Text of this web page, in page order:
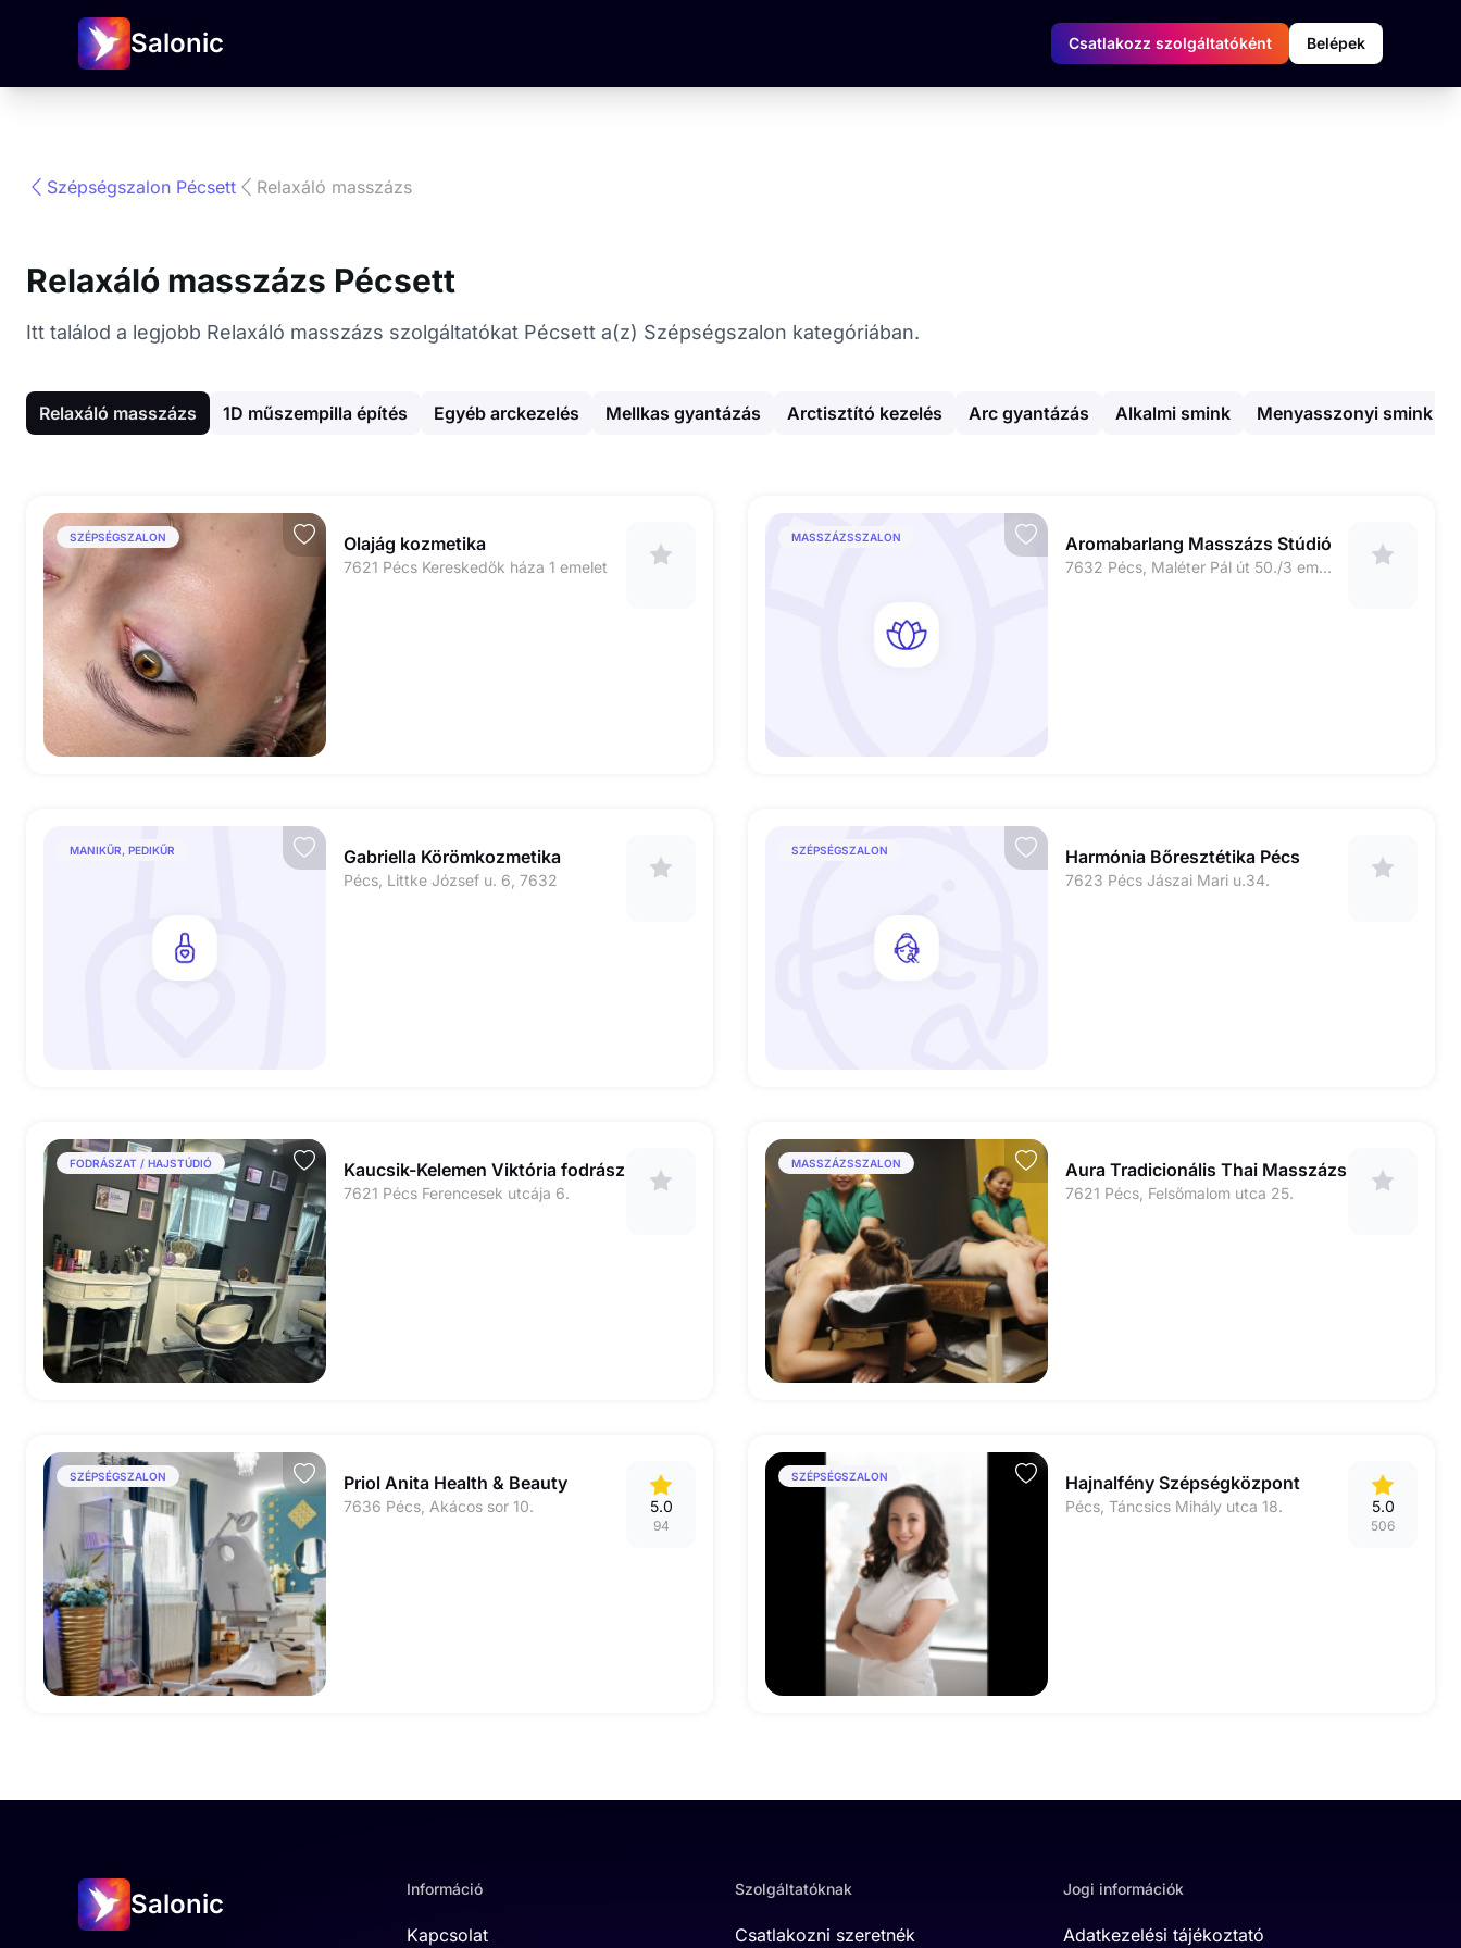
Salonic Csatlakozz szolgáltatóként Belépek
Szépségszalon Pécsett Relaxáló masszázs
Relaxáló masszázs Pécsett
Itt találod a legjobb Relaxáló masszázs szolgáltatókat Pécsett a(z) Szépségszalon kategóriában.
Relaxáló masszázs 1D műszempilla építés Egyéb arckezelés Mellkas gyantázás Arctisztító kezelés Arc gyantázás Alkalmi smink Menyasszonyi smink
SZÉPSÉGSZALON Olajág kozmetika
7621 Pécs Kereskedők háza 1 emelet
MASSZÁZSSZALON Aromabarlang Masszázs Stúdió
7632 Pécs, Maléter Pál út 50./3 em. 12.
MANIKŰR, PEDIKŰR Gabriella Körömkozmetika
Pécs, Littke József u. 6, 7632
SZÉPSÉGSZALON Harmónia Bőresztétika Pécs
7623 Pécs Jászai Mari u.34.
FODRÁSZAT / HAJSTÚDIÓ Kaucsik-Kelemen Viktória fodrász
7621 Pécs Ferencesek utcája 6.
MASSZÁZSSZALON Aura Tradicionális Thai Masszázs
7621 Pécs, Felsőmalom utca 25.
SZÉPSÉGSZALON Priol Anita Health & Beauty
7636 Pécs, Akácos sor 10. 5.0
94
SZÉPSÉGSZALON Hajnalfény Szépségközpont
Pécs, Táncsics Mihály utca 18. 5.0
506
Salonic Információ
Kapcsolat
Szolgáltatóknak
Csatlakozni szeretnék
Jogi információk
Adatkezelési tájékoztató